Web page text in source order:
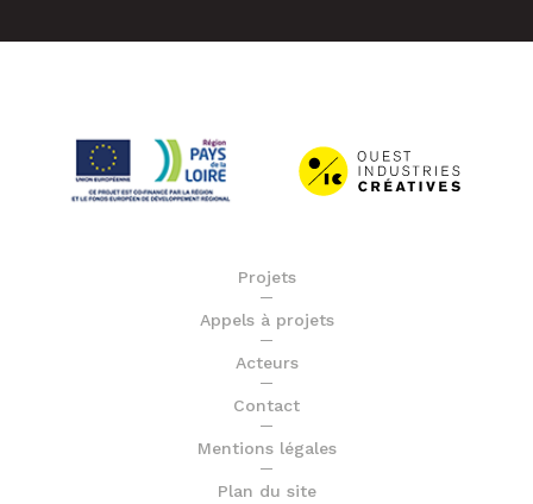
Projets
Appels à projets
Acteurs
Contact
Mentions légales
Plan du site